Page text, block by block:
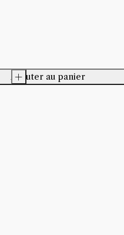
+
Ajouter au panier